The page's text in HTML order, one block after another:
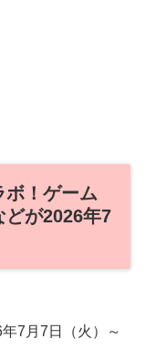
ボ！ゲーム
どが2026年7
7月7日（火）～